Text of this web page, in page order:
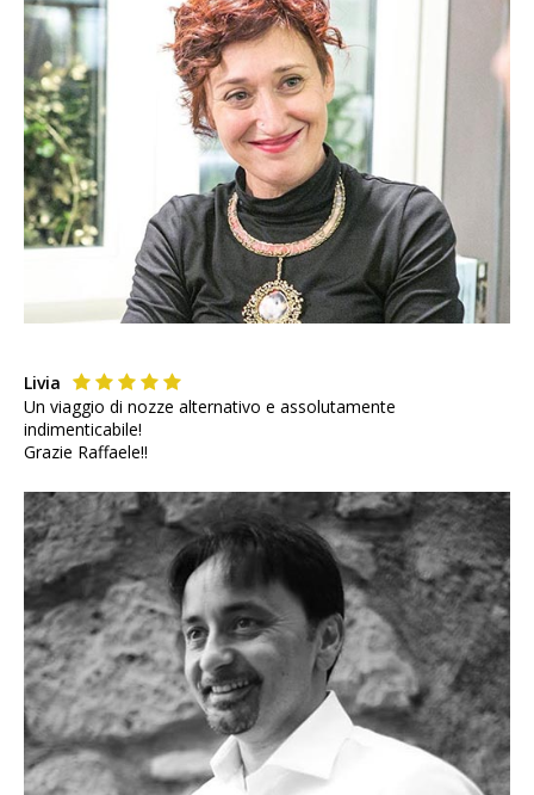
Livia
Un viaggio di nozze alternativo e assolutamente
indimenticabile!
Grazie Raffaele!!